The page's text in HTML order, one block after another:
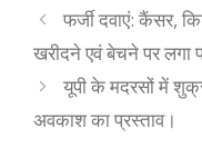
फर्जी दवाएं: कैंसर,
खरीदने एवं बेचने पर लगा
यूपी के मदरसों में
अवकाश का प्रस्ताव।